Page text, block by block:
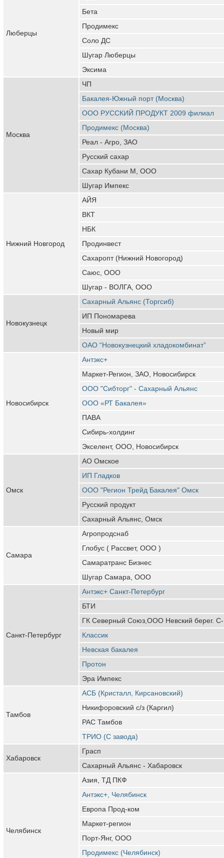
Люберцы
Бета
Продимекс
Соло ДС
Шугар Люберцы
Эксима
Москва
ЧП
Бакалея-Южный порт (Москва)
ООО РУССКИЙ ПРОДУКТ 2009 филиал
Продимекс (Москва)
Реал - Агро, ЗАО
Русский сахар
Сахар Кубани М, ООО
Шугар Импекс
Нижний Новгород
АЙЯ
ВКТ
НБК
Продинвест
Сахаропт (Нижний Новогород)
Саюс, ООО
Шугар - ВОЛГА, ООО
Новокузнецк
Сахарный Альянс (Торгсиб)
ИП Пономарева
Новый мир
ОАО “Новокузнецкий хладокомбинат”
Новосибирск
Антэкс+
Маркет-Регион, ЗАО, Новосибирск
ООО "Сибторг" - Сахарный Альянс
ООО «РТ Бакалея»
ПАВА
Сибирь-холдинг
Экселент, ООО, Новосибирск
Омск
АО Омское
ИП Гладков
ООО "Регион Трейд Бакалея" Омск
Русский продукт
Сахарный Альянс, Омск
Самара
Агропродснаб
Глобус ( Рассвет, ООО )
Самаратранс Бизнес
Шугар Самара, ООО
Санкт-Петербург
Антэкс+ Санкт-Петербург
БТИ
ГК Северный Союз,ООО Невский берег. С-
Классик
Невская бакалея
Протон
Эра Импекс
Тамбов
АСБ (Кристалл, Кирсановский)
Никифоровский с/з (Каргил)
РАС Тамбов
ТРИО (С завода)
Хабаровск
Грасп
Сахарный Альянс - Хабаровск
Челябинск
Азия, ТД ПКФ
Антэкс+, Челябинск
Европа Прод-ком
Маркет-регион
Порт-Янг, ООО
Продимекс (Челябинск)